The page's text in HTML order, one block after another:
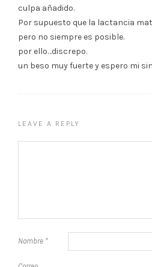
culpa añadido.
Por supuesto que la lactancia
pero no siempre es posible.
por ello…discrepo.
un beso muy fuerte y espero mi
LEAVE A REPLY
Nombre *